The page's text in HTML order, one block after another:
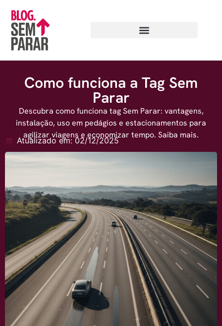
Como funciona a Tag Sem
Parar
Descubra como funciona tag Sem Parar: vantagens,
instalação, uso em pedágios e estacionamentos para
agilizar viagens e economizar tempo. Saiba mais.
Atualizado em: 02/12/2025